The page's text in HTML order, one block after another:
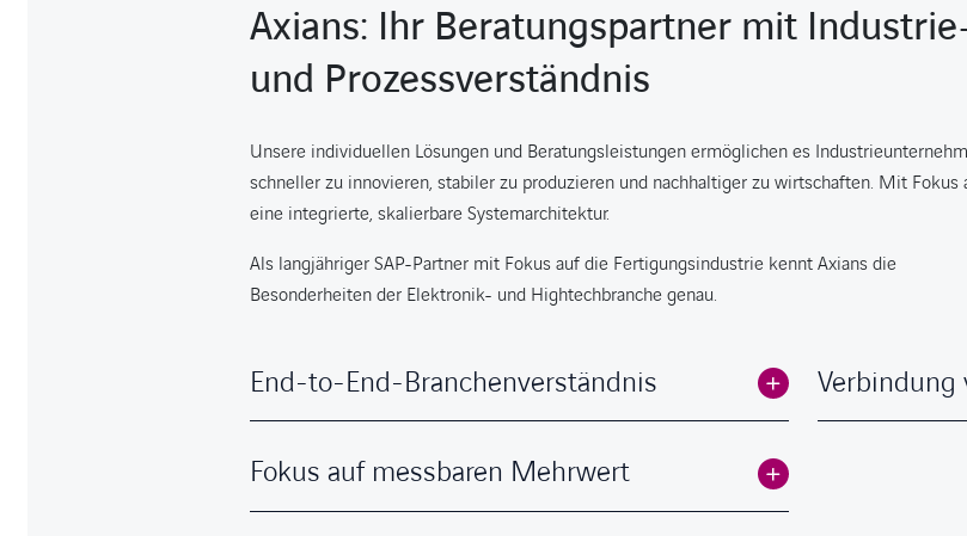
Axians: Ihr Beratungspartner mit
und Prozessverständnis
Unsere individuellen Lösungen und Beratungsleistungen ermöglichen es
schneller zu innovieren, stabiler zu produzieren und nachhaltiger zu wirtschaften. Mit Fokus
eine integrierte, skalierbare Systemarchitektur.
Als langjähriger SAP-Partner mit Fokus auf die Fertigungsindustrie kennt Axians die
Besonderheiten der Elektronik- und Hightechbranche genau.
End-to-End-Branchenverständnis
Fokus auf messbaren Mehrwert
Verbindung